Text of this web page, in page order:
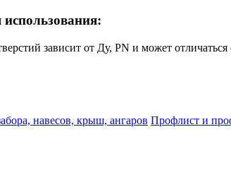
зависит от Ду, PN и может отличаться
навесов, крыш, ангаров Профлист и